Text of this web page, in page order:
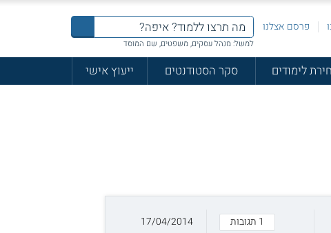
פרסם אצלנו
למשל: מנהל עסקים, משפטים, שם המוסד
לימודים סקר הסטודנטים ייעוץ אישי
1 תגובות 17/04/2014